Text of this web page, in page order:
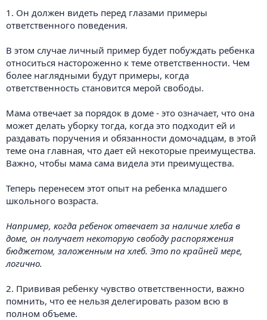
1. Он должен видеть перед глазами примеры
ответственного поведения.
В этом случае личный пример будет побуждать ребенка
относиться настороженно к теме ответственности. Чем
более наглядными будут примеры, когда
ответственность становится мерой свободы.
Мама отвечает за порядок в доме - это означает, что она
может делать уборку тогда, когда это подходит ей и
раздавать поручения и обязанности домочадцам, в этой
теме она главная, что дает ей некоторые преимущества.
Важно, чтобы мама сама видела эти преимущества.
Теперь перенесем этот опыт на ребенка младшего
школьного возраста.
Например, когда ребенок отвечает за наличие хлеба в
доме, он получает некоторую свободу распоряжения
бюджетом, заложенным на хлеб. Это по крайней мере,
логично.
2. Прививая ребенку чувство ответственности, важно
помнить, что ее нельзя делегировать разом всю в
полном объеме.